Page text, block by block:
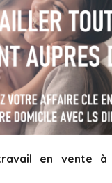
en vente à